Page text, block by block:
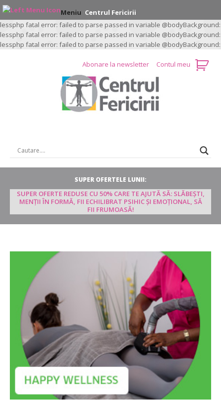
lessphp fatal error: failed to parse passed in variable @bodyBackground:
lessphp fatal error: failed to parse passed in variable @bodyBackground:
lessphp fatal error: failed to parse passed in variable @bodyBackground:
Abonare la newsletter Contul meu
SUPER OFERTELE LUNII:
SUPER OFERTE REDUSE CU 50% CARE TE AJUTĂ SĂ: SLĂBEȘTI,
MENȚII ÎN FORMĂ, FII ECHILIBRAT PSIHIC ȘI EMOȚIONAL, SĂ
FII FRUMOASĂ!
Meniu Centrul Fericirii